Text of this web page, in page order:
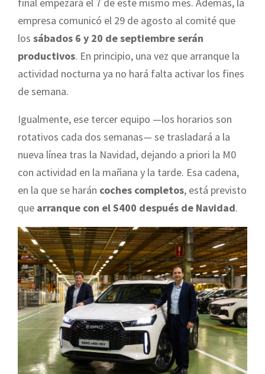
final empezará el 7 de este mismo mes. Además, la
empresa comunicó el 29 de agosto al comité que
los sábados 6 y 20 de septiembre serán
productivos. En principio, una vez que arranque la
actividad nocturna ya no hará falta activar los fines
de semana.
Igualmente, ese tercer equipo —los horarios son
rotativos cada dos semanas— se trasladará a la
nueva línea tras la Navidad, dejando a priori la M0
con actividad en la mañana y la tarde. Esa cadena,
en la que se harán coches completos, está previsto
que arranque con el S400 después de Navidad.